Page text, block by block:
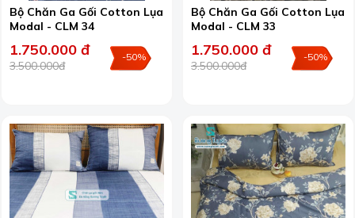
Bộ Chăn Ga Gối Cotton Lụa
Modal - CLM 34
1.750.000 đ
3.500.000đ
-50%
Bộ Chăn Ga Gối Cotton Lụa
Modal - CLM 33
1.750.000 đ
3.500.000đ
-50%